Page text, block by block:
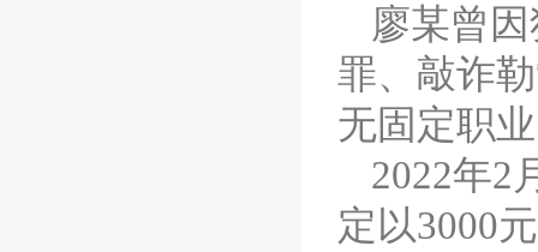
廖某曾
罪、敲诈
无固定职
2022年2
定以3000